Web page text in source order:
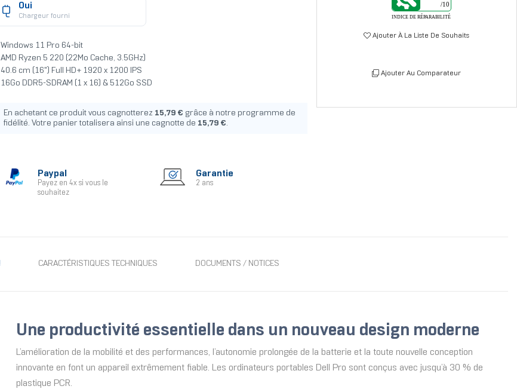
Oui
Chargeur fourni
Windows 11 Pro 64-bit
AMD Ryzen 5 220 (22Mo Cache, 3.5GHz)
40.6 cm (16") Full HD+ 1920 x 1200 IPS
16Go DDR5-SDRAM (1 x 16) & 512Go SSD
En achetant ce produit vous cagnotterez 15,79 € grâce à notre programme de
fidélité. Votre panier totalisera ainsi une cagnotte de 15,79 €.
Paypal
Payez en 4x si vous le
souhaitez
Garantie
2 ans
/10
INDICE DE RÉPARABILITÉ
Ajouter À La Liste De Souhaits
Ajouter Au Comparateur
CARACTÉRISTIQUES TECHNIQUES DOCUMENTS / NOTICES
Une productivité essentielle dans un nouveau design moderne
L’amélioration de la mobilité et des performances, l’autonomie prolongée de la batterie et la toute nouvelle conception
innovante en font un appareil extrêmement fiable. Les ordinateurs portables Dell Pro sont conçus avec jusqu’à 30 % de
plastique PCR.